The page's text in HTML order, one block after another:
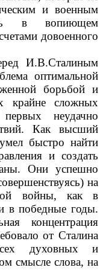
и военным
в вопиющем
довоенного
И.В.Сталиным
оптимальной
борьбой и
крайне сложных
неудачно
Как высший
быстро найти
и создать
Они успешно
на
войны, как в
в победные годы.
концентрация
от Сталина
духовных и
смысле слова, на